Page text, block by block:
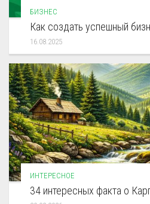
БИЗНЕС
Как создать успешный
16.08.2025
ИНТЕРЕСНОЕ
34 интересных факта о